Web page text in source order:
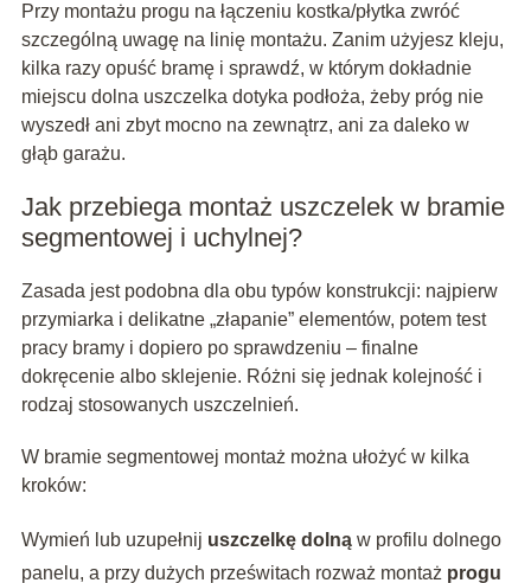
Przy montażu progu na łączeniu kostka/płytka zwróć
szczególną uwagę na linię montażu. Zanim użyjesz kleju,
kilka razy opuść bramę i sprawdź, w którym dokładnie
miejscu dolna uszczelka dotyka podłoża, żeby próg nie
wyszedł ani zbyt mocno na zewnątrz, ani za daleko w
głąb garażu.
Jak przebiega montaż uszczelek w bramie
segmentowej i uchylnej?
Zasada jest podobna dla obu typów konstrukcji: najpierw
przymiarka i delikatne „złapanie” elementów, potem test
pracy bramy i dopiero po sprawdzeniu – finalne
dokręcenie albo sklejenie. Różni się jednak kolejność i
rodzaj stosowanych uszczelnień.
W bramie segmentowej montaż można ułożyć w kilka
kroków:
Wymień lub uzupełnij uszczelkę dolnąw profilu dolnego
panelu, a przy dużych prześwitach rozważ montaż progu